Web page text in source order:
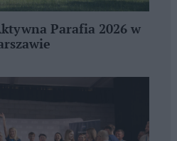
Parafia 2026 w